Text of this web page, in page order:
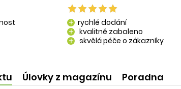
add rychlé dodání
add kvalitně zabaleno
add skvělá péče o zákazníky
Úlovky z magazínu Poradna